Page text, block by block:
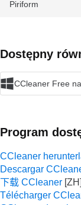
Piriform
Dostępny
CCleaner Free
Program
CCleaner
Descargar
下载 CCleaner
Télécharger